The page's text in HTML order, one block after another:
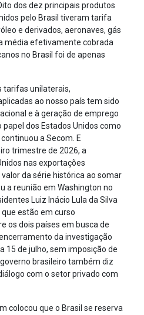
dos dez principais produtos
pelo Brasil tiveram tarifa
e derivados, aeronaves, gás
média efetivamente cobrada
no Brasil foi de apenas
tarifas unilaterais,
ao nosso país tem sido
e à geração de emprego
dos Estados Unidos como
a Secom. E
trimestre de 2026, a
nas exportações
da série histórica ao somar
a reunião em Washington no
Luiz Inácio Lula da Silva
estão em curso
os dois países em busca de
da investigação
15 de julho, sem imposição de
brasileiro também diz
com o setor privado com
colocou que o Brasil se reserva